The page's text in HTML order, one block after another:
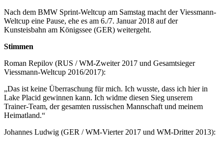
Nach dem BMW Sprint-Weltcup am Samstag macht der Viessmann-
Weltcup eine Pause, ehe es am 6./7. Januar 2018 auf der
Kunsteisbahn am Königssee (GER) weitergeht.
Stimmen
Roman Repilov (RUS / WM-Zweiter 2017 und Gesamtsieger
Viessmann-Weltcup 2016/2017):
„Das ist keine Überraschung für mich. Ich wusste, dass ich hier in
Lake Placid gewinnen kann. Ich widme diesen Sieg unserem
Trainer-Team, der gesamten russischen Mannschaft und meinem
Heimatland.“
Johannes Ludwig (GER / WM-Vierter 2017 und WM-Dritter 2013):